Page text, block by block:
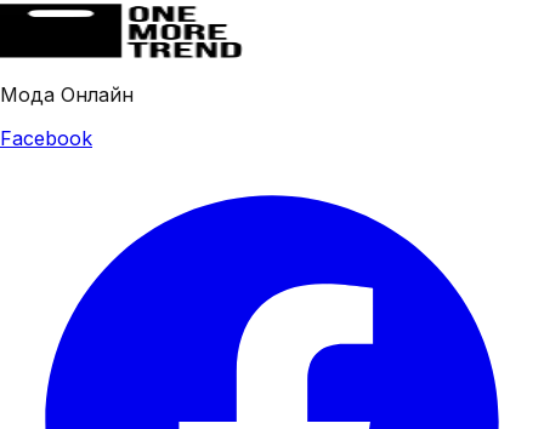
Мода Онлайн
Facebook